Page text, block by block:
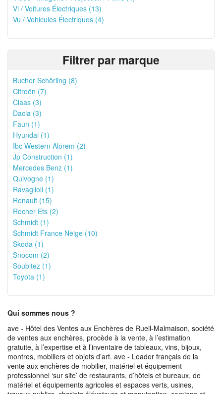
Vl / Voitures Électriques (13)
Vu / Vehicules Électriques (4)
Filtrer par marque
Bucher Schörling (8)
Citroën (7)
Claas (3)
Dacia (3)
Faun (1)
Hyundai (1)
Ibc Western Alorem (2)
Jp Construction (1)
Mercedes Benz (1)
Quivogne (1)
Ravaglioli (1)
Renault (15)
Rocher Ets (2)
Schmidt (1)
Schmidt France Neige (10)
Skoda (1)
Snocom (2)
Soubitez (1)
Toyota (1)
Qui sommes nous ?
ave - Hôtel des Ventes aux Enchères de Rueil-Malmaison, société
de ventes aux enchères, procède à la vente, à l’estimation
gratuite, à l’expertise et à l’inventaire de tableaux, vins, bijoux,
montres, mobiliers et objets d’art. ave - Leader français de la
vente aux enchères de mobilier, matériel et équipement
professionnel ‘sur site’ de restaurants, d’hôtels et bureaux, de
matériel et équipements agricoles et espaces verts, usines,